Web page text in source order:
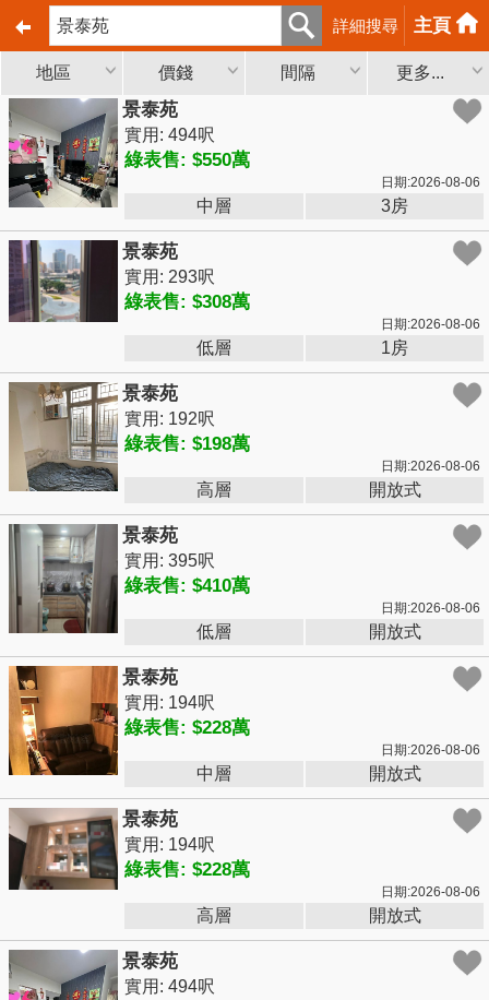
詳細搜尋 主頁
地區 價錢 間隔 更多...
景泰苑
實用: 494呎
綠表售: $550萬
日期:2026-08-06
中層 3房
景泰苑
實用: 293呎
綠表售: $308萬
日期:2026-08-06
低層 1房
景泰苑
實用: 192呎
綠表售: $198萬
日期:2026-08-06
高層 開放式
景泰苑
實用: 395呎
綠表售: $410萬
日期:2026-08-06
低層 開放式
景泰苑
實用: 194呎
綠表售: $228萬
日期:2026-08-06
中層 開放式
景泰苑
實用: 194呎
綠表售: $228萬
日期:2026-08-06
高層 開放式
景泰苑
實用: 494呎